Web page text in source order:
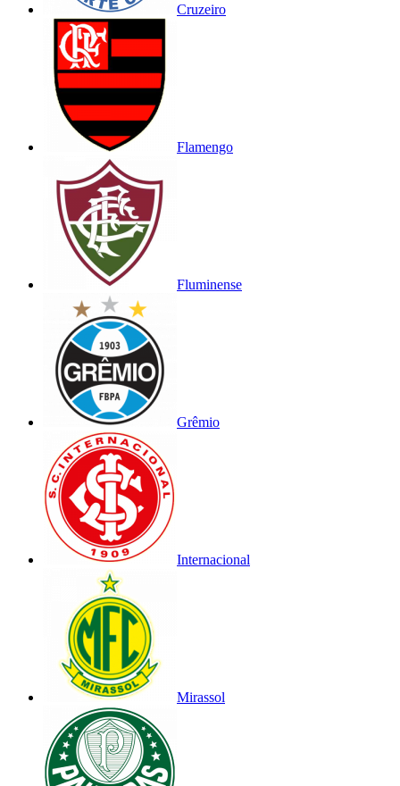
Cruzeiro
Flamengo
Fluminense
Grêmio
Internacional
Mirassol